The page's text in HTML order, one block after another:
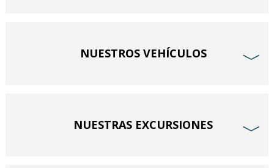
NUESTROS VEHÍCULOS ﹀
NUESTRAS EXCURSIONES ﹀